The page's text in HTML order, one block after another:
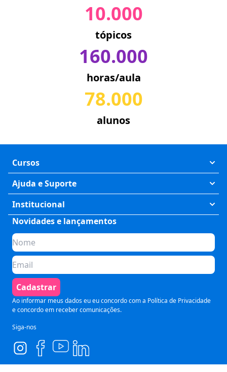
10.000
tópicos
160.000
horas/aula
78.000
alunos
Cursos
Exatas
Humanas
Saúde
Tecnologia
Preparatórios
Comunicação
Pós Graduação
Ajuda e Suporte
Meus Cursos
Fale Conosco
Perguntas Frequentes
Formas de Pagamento
Política de Cancelamento
Termos de Uso
Segurança e Privacidade
Institucional
Quem somos
Planos de assinatura
Para Empresas
Seja um parceiro
Blog
Novidades e lançamentos
Cadastrar
Ao informar meus dados eu eu concordo com a Política de Privacidade
e concordo em receber comunicações.
Siga-nos